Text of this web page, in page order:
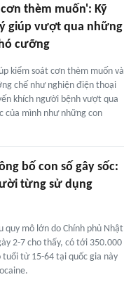
thèm muốn': Kỹ
giúp vượt qua những
cưỡng
kiểm soát cơn thèm muốn và
chế như nghiện điện thoại
khích người bệnh vượt qua
của mình như những con
bố con số gây sốc:
từng sử dụng
quy mô lớn do Chính phủ Nhật
2-7 cho thấy, có tới 350.000
từ 15-64 tại quốc gia này